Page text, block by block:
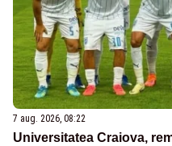
7 aug. 2026, 08:22
Universitatea Craiova,